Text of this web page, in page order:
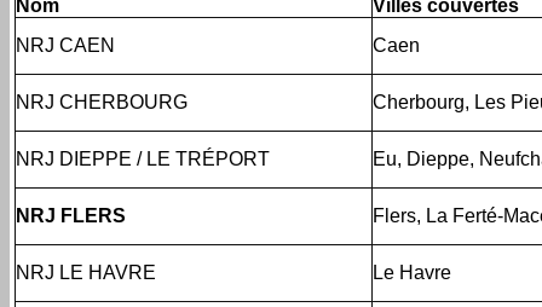
Nom
Villes couvertes
NRJ CAEN
Caen
NRJ CHERBOURG Cherbourg, Les
NRJ DIEPPE / LE TRÉPORT Eu, Dieppe,
NRJ FLERS Flers, La Ferté-
NRJ LE HAVRE Le Havre